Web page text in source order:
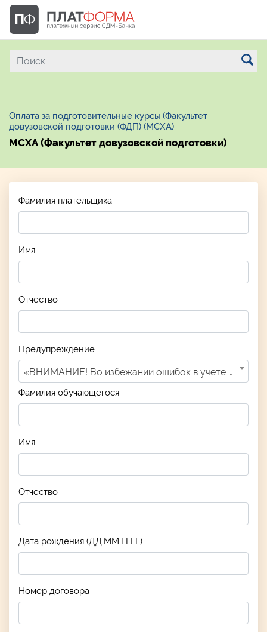
Оплата за подготовительные курсы (Факультет
довузовской подготовки (ФДП) (МСХА)
МСХА (Факультет довузовской подготовки)
Фамилия плательщика
Имя
Отчество
Предупреждение
«ВНИМАНИЕ! Во избежании ошибок в учете поступлений Ваших денежных средств, необходимо ПРАВИЛЬНО и ТОЧНО УКАЗАТЬ ДАТУ РОЖДЕНИЯ ОБУЧАЮЩЕГОСЯ и НОМЕР ДОГОВОРА! В противном случае, платеж пройдет, как «НЕВЫЯСНЕННЫЙ ПЛАТЕЖ». Прикоснитесь для подтверждения.
Фамилия обучающегося
Имя
Отчество
Дата рождения (ДД.ММ.ГГГГ)
Номер договора